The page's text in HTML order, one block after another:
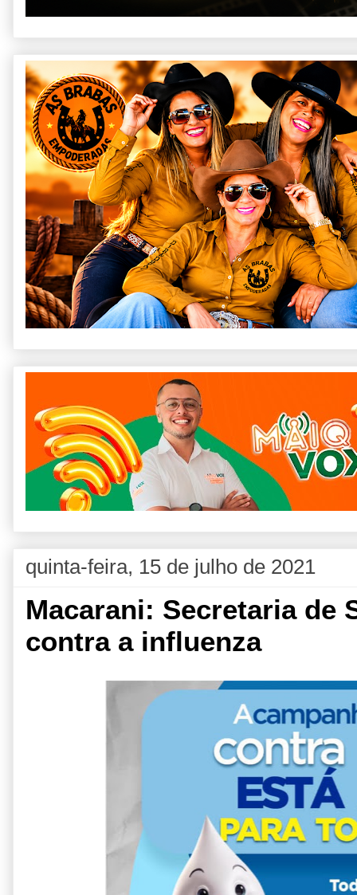
quinta-feira, 15 de julho de 2021
Macarani: Secretaria de
contra a influenza